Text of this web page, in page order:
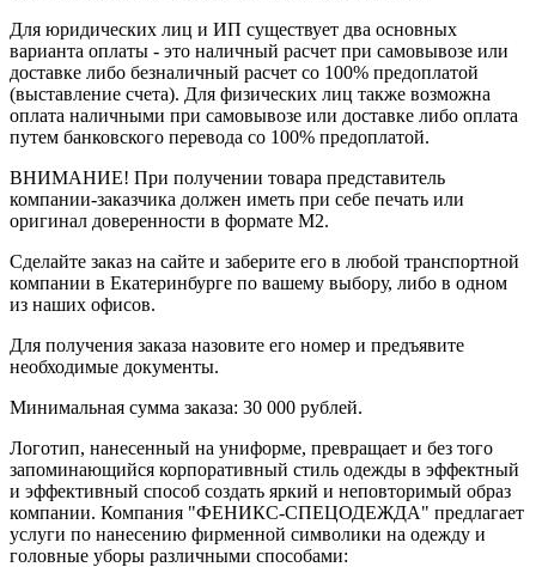
Для юридических лиц и ИП существует два основных
варианта оплаты - это наличный расчет при самовывозе или
доставке либо безналичный расчет со 100% предоплатой
(выставление счета). Для физических лиц также возможна
оплата наличными при самовывозе или доставке либо оплата
путем банковского перевода со 100% предоплатой.
ВНИМАНИЕ! При получении товара представитель
компании-заказчика должен иметь при себе печать или
оригинал доверенности в формате М2.
Сделайте заказ на сайте и заберите его в любой транспортной
компании в Екатеринбурге по вашему выбору, либо в одном
из наших офисов.
Для получения заказа назовите его номер и предъявите
необходимые документы.
Минимальная сумма заказа: 30 000 рублей.
Логотип, нанесенный на униформе, превращает и без того
запоминающийся корпоративный стиль одежды в эффектный
и эффективный способ создать яркий и неповторимый образ
компании. Компания "ФЕНИКС-СПЕЦОДЕЖДА" предлагает
услуги по нанесению фирменной символики на одежду и
головные уборы различными способами: